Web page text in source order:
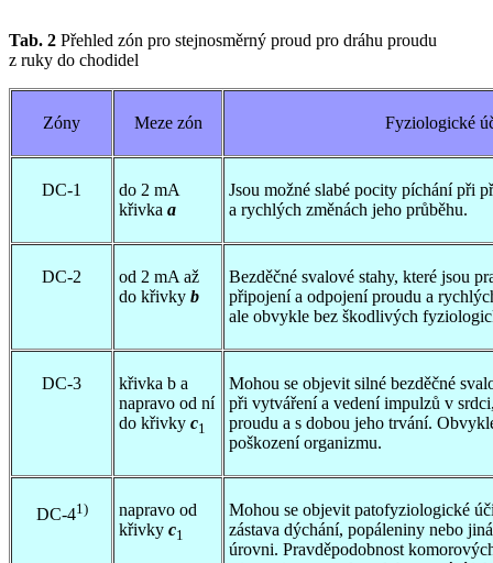
Tab. 2 Přehled zón pro stejnosměrný proud pro dráhu proudu
z ruky do chodidel
Zóny Meze zón Fyziologické
DC-1
do 2 mA
křivka a
Jsou možné slabé pocity píchání při
a rychlých změnách jeho průběhu.
DC-2
od 2 mA až
do křivky b
Bezděčné svalové stahy, které jsou
připojení a odpojení proudu a
ale obvykle bez škodlivých
DC-3
křivka b a
napravo od ní
do křivky c1
Mohou se objevit silné bezděčné
při vytváření a vedení impulzů v
proudu a s dobou jeho trvání.
poškození organizmu.
DC-41)
napravo od
křivky c1
Mohou se objevit patofyziologické
zástava dýchání, popáleniny nebo
úrovni. Pravděpodobnost